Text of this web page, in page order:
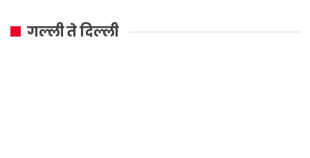
गल्ली ते दिल्ली